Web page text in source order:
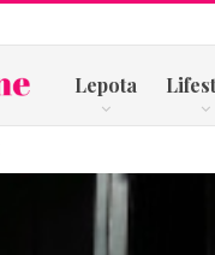
Lepota